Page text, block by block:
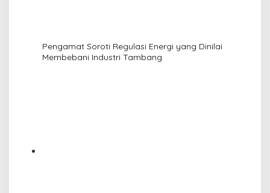
Pengamat Soroti Regulasi Energi yang Dinilai
Membebani Industri Tambang